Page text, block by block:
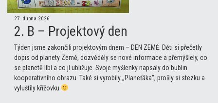
27. dubna 2026
2. B – Projektový den
Týden jsme zakončili projektovým dnem – DEN ZEMĚ. Děti si přečetly
dopis od planety Země, dozvěděly se nové informace a přemýšlely, co
se planetě líbí a co jí ubližuje. Svoje myšlenky napsaly do bublin
kooperativního obrazu. Také si vyrobily „Planeťáka“, prošly si stezku a
vyluštily křížovku